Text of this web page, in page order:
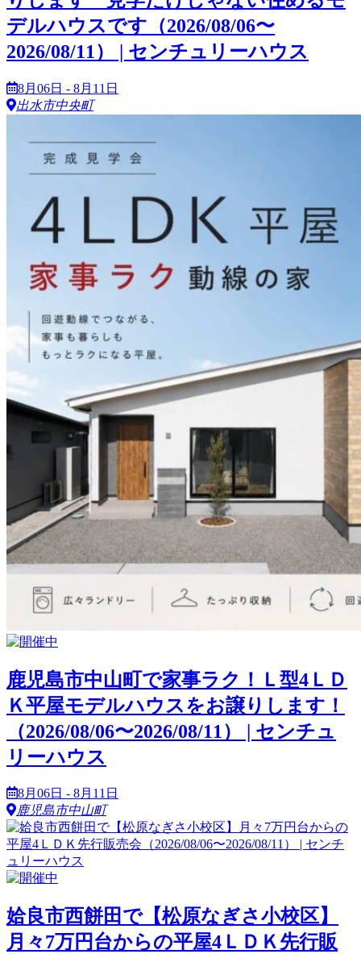
デルハウスです（2026/08/06〜
2026/08/11） | センチュリーハウス
8月06日 - 8月11日
出水市中央町
鹿児島市中山町で家事ラク！Ｌ型4ＬＤ
Ｋ平屋モデルハウスをお譲りします！
（2026/08/06〜2026/08/11） | センチュ
リーハウス
8月06日 - 8月11日
鹿児島市中山町
姶良市西餅田で【松原なぎさ小校区】
月々7万円台からの平屋4ＬＤＫ先行販